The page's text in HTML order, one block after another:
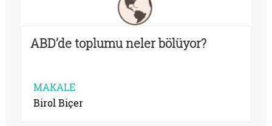
ABD’de toplumu neler bölüyor?
MAKALE
Birol Biçer